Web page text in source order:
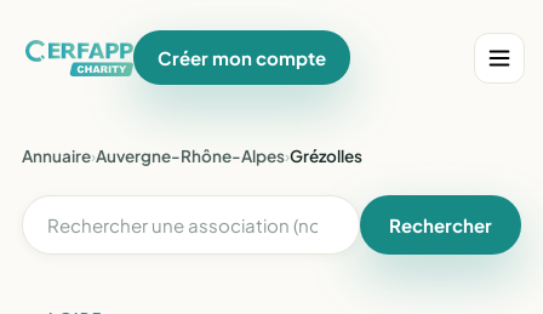
Créer mon compte
Annuaire›Auvergne-Rhône-Alpes›Grézolles
Rechercher